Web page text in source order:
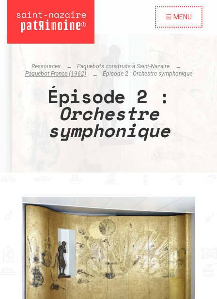
☰ MENU
Ressources
Paquebots construits à Saint-Nazaire
Paquebot France (1962)
Épisode 2 : Orchestre symphonique
Épisode 2 :
Orchestre
symphonique